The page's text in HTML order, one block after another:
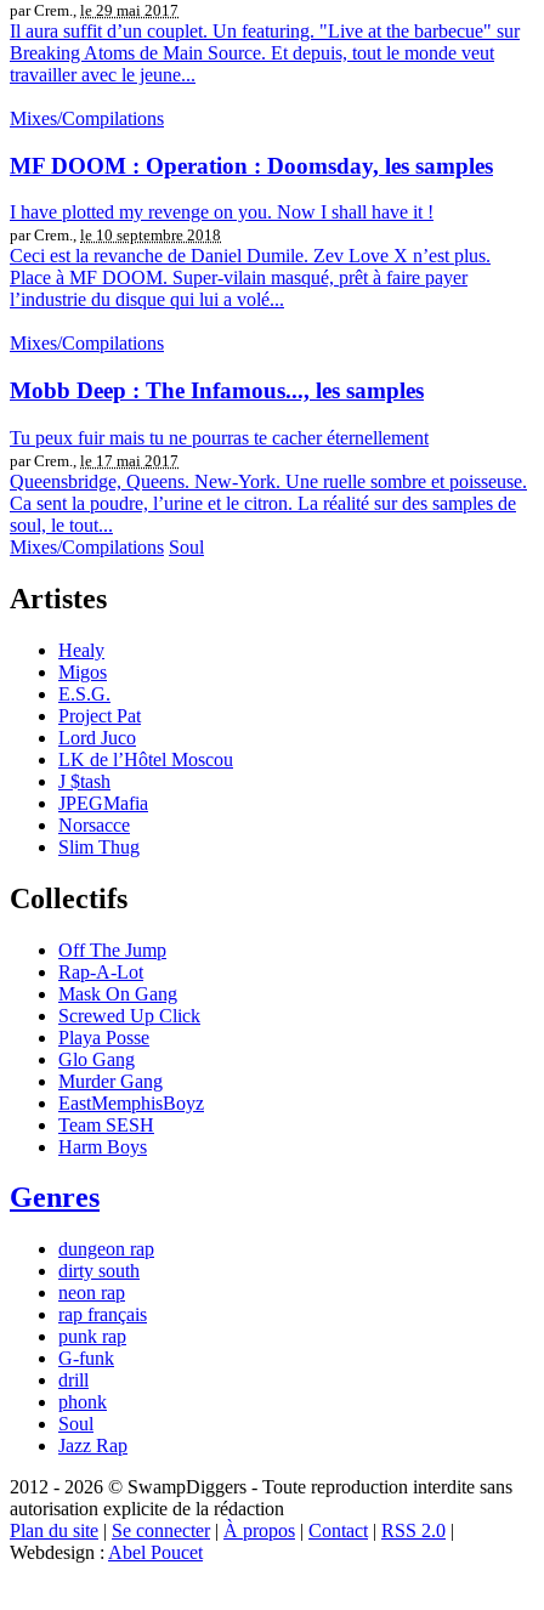
par Crem., le 29 mai 2017
Il aura suffit d’un couplet. Un featuring. "Live at the barbecue" sur
Breaking Atoms de Main Source. Et depuis, tout le monde veut
travailler avec le jeune...
Mixes/Compilations
MF DOOM : Operation : Doomsday, les samples
I have plotted my revenge on you. Now I shall have it !
par Crem., le 10 septembre 2018
Ceci est la revanche de Daniel Dumile. Zev Love X n’est plus.
Place à MF DOOM. Super-vilain masqué, prêt à faire payer
l’industrie du disque qui lui a volé...
Mixes/Compilations
Mobb Deep : The Infamous..., les samples
Tu peux fuir mais tu ne pourras te cacher éternellement
par Crem., le 17 mai 2017
Queensbridge, Queens. New-York. Une ruelle sombre et poisseuse.
Ca sent la poudre, l’urine et le citron. La réalité sur des samples de
soul, le tout...
Mixes/Compilations Soul
Artistes
Healy
Migos
E.S.G.
Project Pat
Lord Juco
LK de l’Hôtel Moscou
J $tash
JPEGMafia
Norsacce
Slim Thug
Collectifs
Off The Jump
Rap-A-Lot
Mask On Gang
Screwed Up Click
Playa Posse
Glo Gang
Murder Gang
EastMemphisBoyz
Team SESH
Harm Boys
Genres
dungeon rap
dirty south
neon rap
rap français
punk rap
G-funk
drill
phonk
Soul
Jazz Rap
2012 - 2026 © SwampDiggers - Toute reproduction interdite sans
autorisation explicite de la rédaction
Plan du site | Se connecter| À propos | Contact | RSS 2.0 |
Webdesign : Abel Poucet